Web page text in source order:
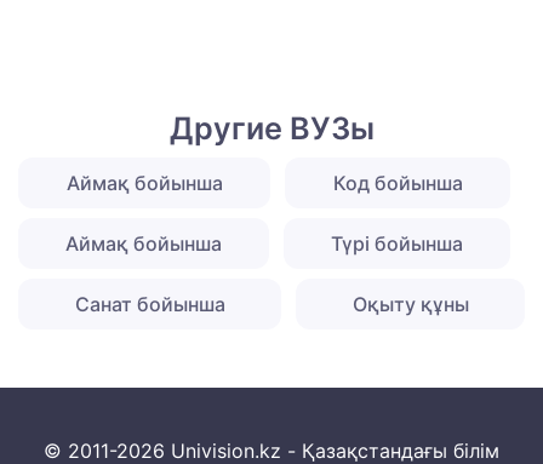
Другие ВУЗы
Аймақ бойынша Код бойынша
Аймақ бойынша Түрі бойынша
Санат бойынша Оқыту құны
© 2011-2026 Univision.kz - Қазақстандағы білім